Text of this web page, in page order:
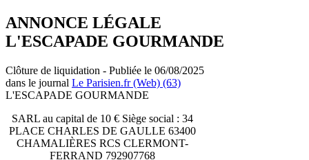
ANNONCE LÉGALE
L'ESCAPADE GOURMANDE
Clôture de liquidation - Publiée le 06/08/2025
dans le journal Le Parisien.fr (Web) (63)
L'ESCAPADE GOURMANDE
SARL au capital de 10 € Siège social : 34
PLACE CHARLES DE GAULLE 63400
CHAMALIÈRES RCS CLERMONT-
FERRAND 792907768